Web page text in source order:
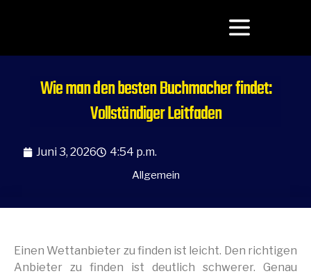
Wie man den besten Buchmacher findet:
Vollständiger Leitfaden
Juni 3, 2026 4:54 p.m.
Allgemein
Einen Wettanbieter zu finden ist leicht. Den richtigen
Anbieter zu finden ist deutlich schwerer. Genau